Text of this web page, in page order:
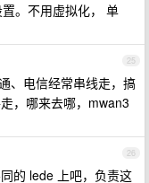
。不用虚拟化， 单
25
、电信经常串线走，搞
，哪来去哪，mwan3
26
的 lede 上吧，负责这